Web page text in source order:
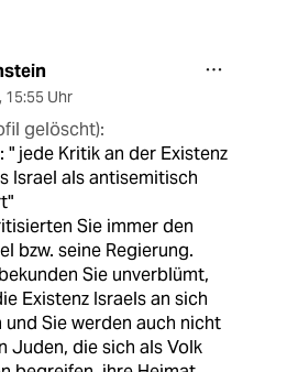
, 15:55 Uhr
gelöscht):
" jede Kritik an der Existenz
Israel als antisemitisch
Sie immer den
bzw. seine Regierung.
Sie unverblümt,
Existenz Israels an sich
und Sie werden auch nicht
Juden, die sich als Volk